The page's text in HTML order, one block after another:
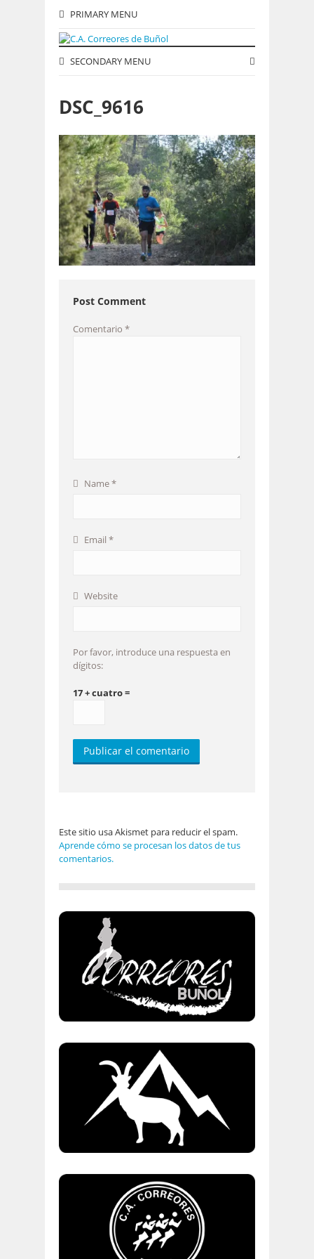
PRIMARY MENU
SECONDARY MENU
DSC_9616
Post Comment
Comentario *
Name*
Email *
Website
Por favor, introduce una respuesta en
dígitos:
17 + cuatro =
Este sitio usa Akismet para reducir el spam.
Aprende cómo se procesan los datos de tus
comentarios.